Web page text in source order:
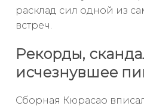
расклад сил одной из
встреч.
Рекорды,
исчезнувшее
Сборная Кюрасао